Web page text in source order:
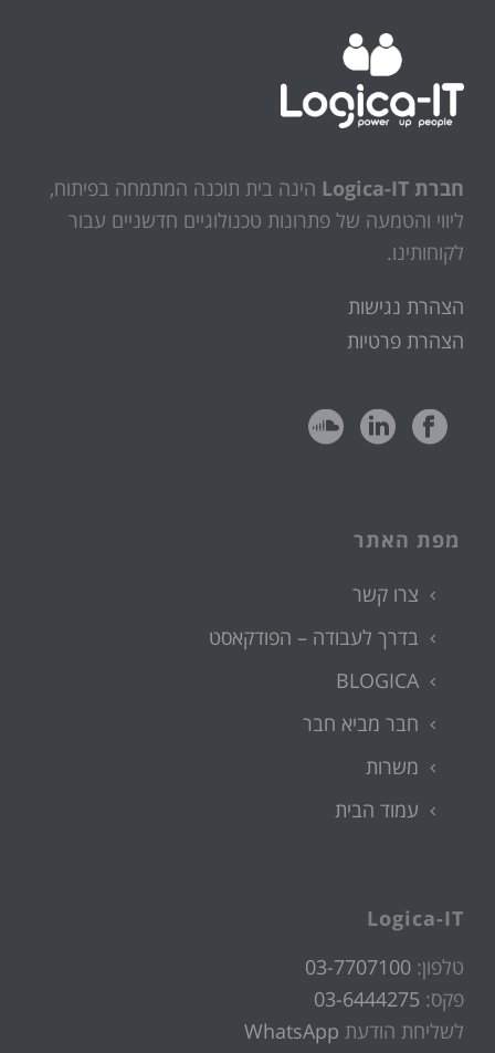
חברת Logica-IT
הינה בית תוכנה המתמחה בפיתוח,
ליווי והטמעה של פתרונות טכנולוגיים חדשניים עבור
לקוחותינו.
הצהרת נגישות
הצהרת פרטיות
מפת האתר
צרו קשר
בדרך לעבודה – הפודקאסט
BLOGICA
חבר מביא חבר
משרות
עמוד הבית
Logica-IT
טלפון:03-7707100
פקס: 03-6444275
לשליחת הודעת WhatsApp